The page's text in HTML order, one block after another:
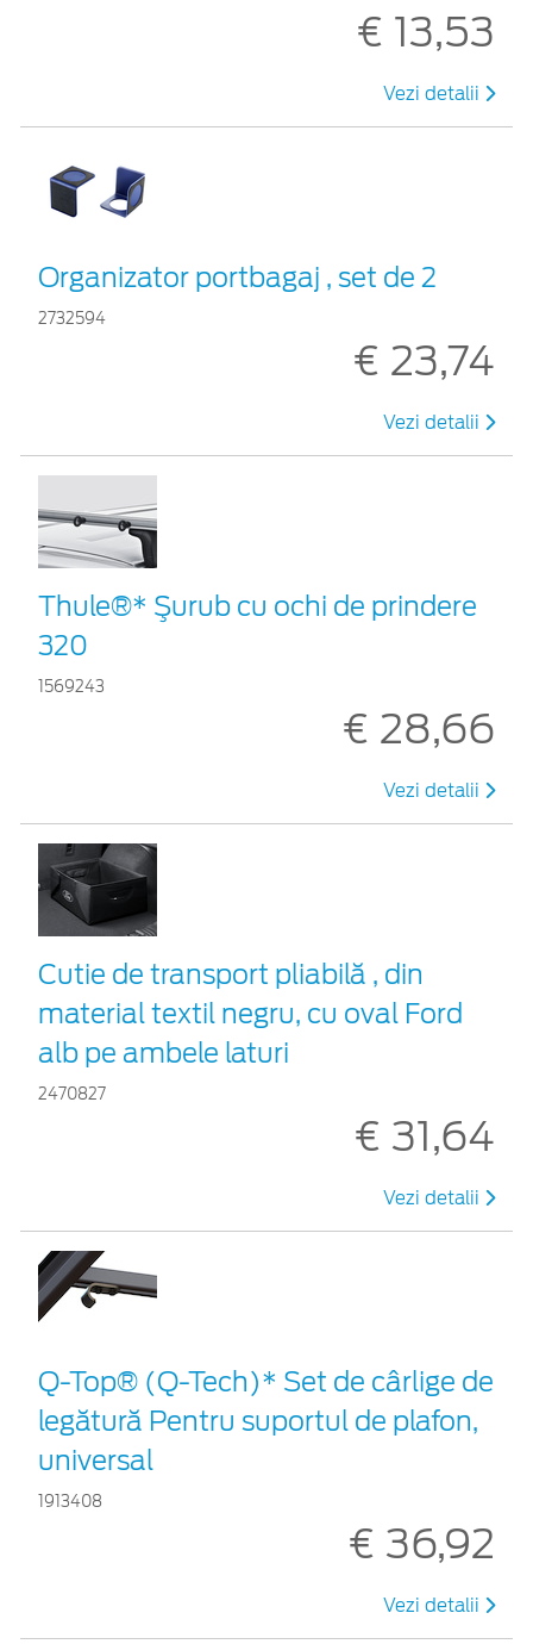
€ 13,53
Vezi detalii
Organizator portbagaj , set de 2
2732594
€ 23,74
Vezi detalii
Thule®* Şurub cu ochi de prindere
320
1569243
€ 28,66
Vezi detalii
Cutie de transport pliabilă , din
material textil negru, cu oval Ford
alb pe ambele laturi
2470827
€ 31,64
Vezi detalii
Q-Top® (Q-Tech)* Set de cârlige de
legătură Pentru suportul de plafon,
universal
1913408
€ 36,92
Vezi detalii